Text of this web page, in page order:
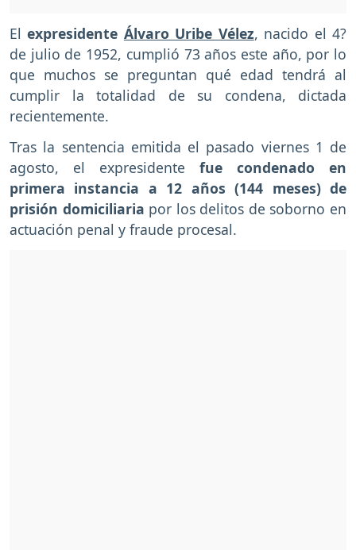
Elexpresidente Álvaro Uribe Vélez, nacido el 4?
de julio de 1952, cumplió 73 años este año, por lo
que muchos se preguntan qué edad tendrá al
cumplir la totalidad de su condena, dictada
recientemente.
Tras la sentencia emitida el pasado viernes 1 de
agosto, el expresidente fue condenado en
primera instancia a 12 años (144 meses) de
prisión domiciliaria por los delitos de soborno en
actuación penal y fraude procesal.